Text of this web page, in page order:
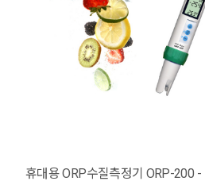
휴대용 ORP수질측정기 ORP-200 -